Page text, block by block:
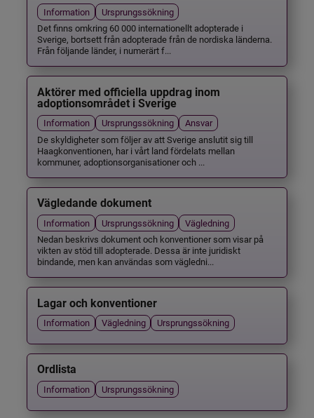
Information
Ursprungssökning
Det finns omkring 60 000 internationellt adopterade i
Sverige, bortsett från adopterade från de nordiska länderna.
Från följande länder, i numerärt f...
Aktörer med officiella uppdrag inom
adoptionsområdet i Sverige
Information Ursprungssökning
Ansvar
De skyldigheter som följer av att Sverige anslutit sig till
Haagkonventionen, har i vårt land fördelats mellan
kommuner, adoptionsorganisationer och ...
Vägledande dokument
Information Ursprungssökning
Vägledning
Nedan beskrivs dokument och konventioner som visar på
vikten av stöd till adopterade. Dessa är inte juridiskt
bindande, men kan användas som vägledni...
Lagar och konventioner
Information Vägledning Ursprungssökning
Ordlista
Information Ursprungssökning